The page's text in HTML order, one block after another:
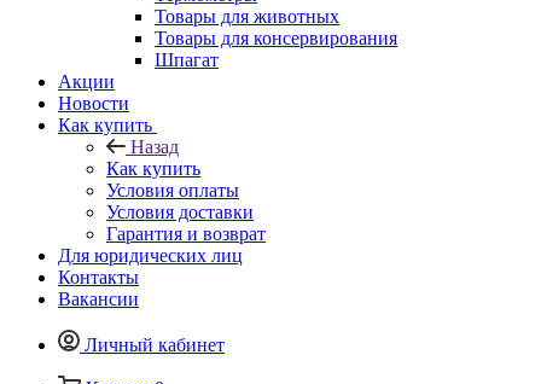
Товары для животных
Товары для консервирования
Шпагат
Акции
Новости
Как купить
Назад
Как купить
Условия оплаты
Условия доставки
Гарантия и возврат
Для юридических лиц
Контакты
Вакансии
Личный кабинет